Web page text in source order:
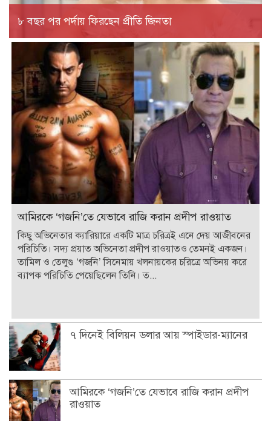
৮ বছর পর পর্দায় ফিরছেন প্রীতি জিনতা
আমিরকে ‘গজনি’তে যেভাবে রাজি করান প্রদীপ রাওয়াত
কিছু অভিনেতার ক্যারিয়ারে একটি মাত্র চরিত্রই এনে দেয় আজীবনের
পরিচিতি। সদ্য প্রয়াত অভিনেতা প্রদীপ রাওয়াতও তেমনই একজন।
তামিল ও তেলুগু ‘গজনি’ সিনেমায় খলনায়কের চরিত্রে অভিনয় করে
ব্যাপক পরিচিতি পেয়েছিলেন তিনি। ত...
৭ দিনেই বিলিয়ন ডলার আয় স্পাইডার-ম্যানের
আমিরকে ‘গজনি’তে যেভাবে রাজি করান প্রদীপ
রাওয়াত